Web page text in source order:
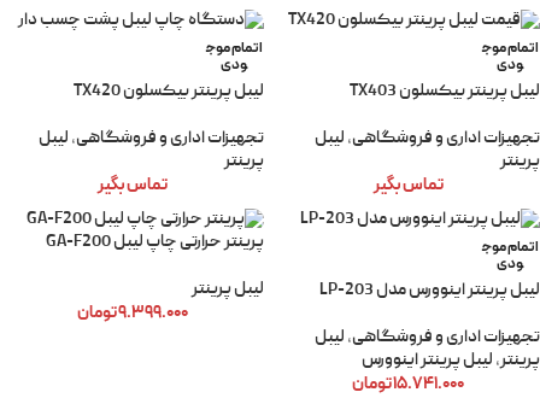
اتمام موج
ودی
لیبل پرینتر بیکسلون TX403
تجهیزات اداری و فروشگاهی, لیبل
پرینتر
تماس بگیر
اتمام موج
ودی
لیبل پرینتر بیکسلون TX420
تجهیزات اداری و فروشگاهی, لیبل
پرینتر
تماس بگیر
اتمام موج
ودی
لیبل پرینتر اینوورس مدل LP-203
تجهیزات اداری و فروشگاهی, لیبل
پرینتر, لیبل پرینتر اینوورس
۱۵.۷۴۱.۰۰۰تومان
پرینتر حرارتی چاپ لیبل GA-F200
لیبل پرینتر
۹.۳۹۹.۰۰۰تومان